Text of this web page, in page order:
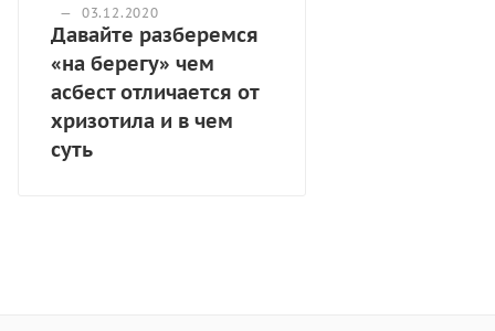
—
03.12.2020
Давайте разберемся
«на берегу» чем
асбест отличается от
хризотила и в чем
суть